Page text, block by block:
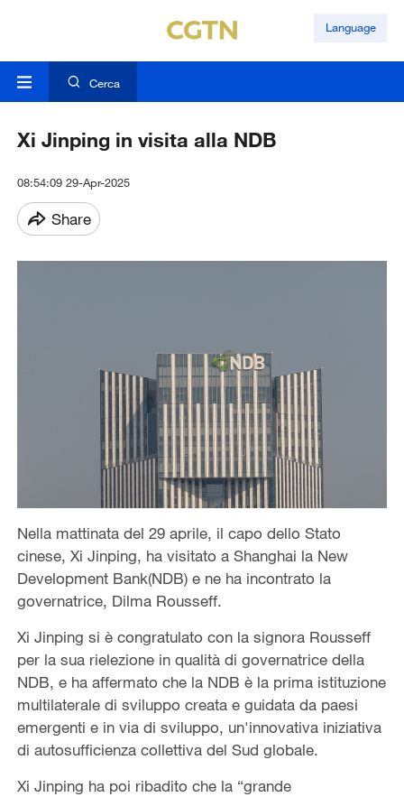
Language
Cerca
Xi Jinping in visita alla NDB
08:54:09 29-Apr-2025
Share
Nella mattinata del 29 aprile, il capo dello Stato
cinese, Xi Jinping, ha visitato a Shanghai la New
Development Bank(NDB) e ne ha incontrato la
governatrice, Dilma Rousseff.
Xi Jinping si è congratulato con la signora Rousseff
per la sua rielezione in qualità di governatrice della
NDB, e ha affermato che la NDB è la prima istituzione
multilaterale di sviluppo creata e guidata da paesi
emergenti e in via di sviluppo, un'innovativa iniziativa
di autosufficienza collettiva del Sud globale.
Xi Jinping ha poi ribadito che la “grande